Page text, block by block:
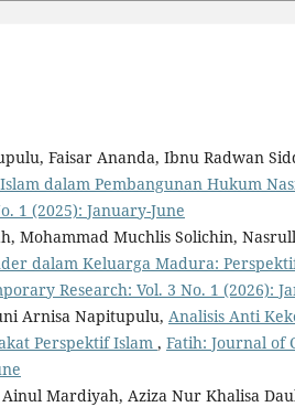
Faisar Ananda, Ibnu Radwan
dalam Pembangunan Hukum
1 (2025): January-June
Mohammad Muchlis Solichin,
dalam Keluarga Madura:
Research: Vol. 3 No. 1 (2026):
Arnisa Napitupulu, Analisis Anti
Perspektif Islam , Fatih: Journal of
Mardiyah, Aziza Nur Khalisa